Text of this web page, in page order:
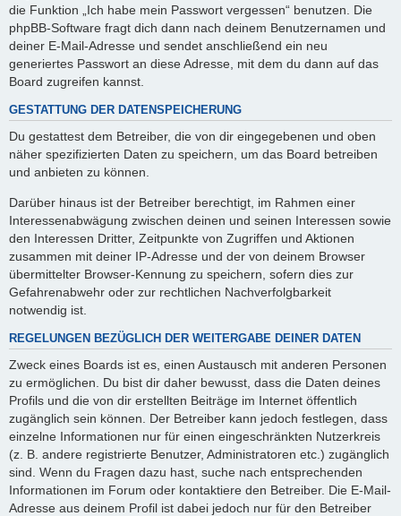
die Funktion „Ich habe mein Passwort vergessen“ benutzen. Die
phpBB-Software fragt dich dann nach deinem Benutzernamen und
deiner E-Mail-Adresse und sendet anschließend ein neu
generiertes Passwort an diese Adresse, mit dem du dann auf das
Board zugreifen kannst.
GESTATTUNG DER DATENSPEICHERUNG
Du gestattest dem Betreiber, die von dir eingegebenen und oben
näher spezifizierten Daten zu speichern, um das Board betreiben
und anbieten zu können.
Darüber hinaus ist der Betreiber berechtigt, im Rahmen einer
Interessenabwägung zwischen deinen und seinen Interessen sowie
den Interessen Dritter, Zeitpunkte von Zugriffen und Aktionen
zusammen mit deiner IP-Adresse und der von deinem Browser
übermittelter Browser-Kennung zu speichern, sofern dies zur
Gefahrenabwehr oder zur rechtlichen Nachverfolgbarkeit
notwendig ist.
REGELUNGEN BEZÜGLICH DER WEITERGABE DEINER DATEN
Zweck eines Boards ist es, einen Austausch mit anderen Personen
zu ermöglichen. Du bist dir daher bewusst, dass die Daten deines
Profils und die von dir erstellten Beiträge im Internet öffentlich
zugänglich sein können. Der Betreiber kann jedoch festlegen, dass
einzelne Informationen nur für einen eingeschränkten Nutzerkreis
(z. B. andere registrierte Benutzer, Administratoren etc.) zugänglich
sind. Wenn du Fragen dazu hast, suche nach entsprechenden
Informationen im Forum oder kontaktiere den Betreiber. Die E-Mail-
Adresse aus deinem Profil ist dabei jedoch nur für den Betreiber